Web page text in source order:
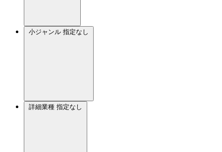
小ジャンル 指定なし
詳細業種 指定なし